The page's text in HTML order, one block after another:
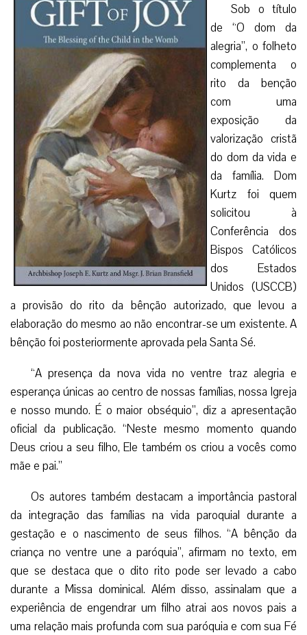
Sob o título
de “O dom da
alegria”, o folheto
complementa o
rito da benção
com uma
exposição da
valorização cristã
do dom da vida e
da família. Dom
Kurtz foi quem
solicitou à
Conferência dos
Bispos Católicos
dos Estados
Unidos (USCCB)
a provisão do rito da bênção autorizado, que levou a
elaboração do mesmo ao não encontrar-se um existente. A
bênção foi posteriormente aprovada pela Santa Sé.
“A presença da nova vida no ventre traz alegria e
esperança únicas ao centro de nossas famílias, nossa Igreja
e nosso mundo. É o maior obséquio”, diz a apresentação
oficial da publicação. “Neste mesmo momento quando
Deus criou a seu filho, Ele também os criou a vocês como
mãe e pai.”
Os autores também destacam a importância pastoral
da integração das famílias na vida paroquial durante a
gestação e o nascimento de seus filhos. “A bênção da
criança no ventre une a paróquia”, afirmam no texto, em
que se destaca que o dito rito pode ser levado a cabo
durante a Missa dominical. Além disso, assinalam que a
experiência de engendrar um filho atrai aos novos pais a
uma relação mais profunda com sua paróquia e com sua Fé